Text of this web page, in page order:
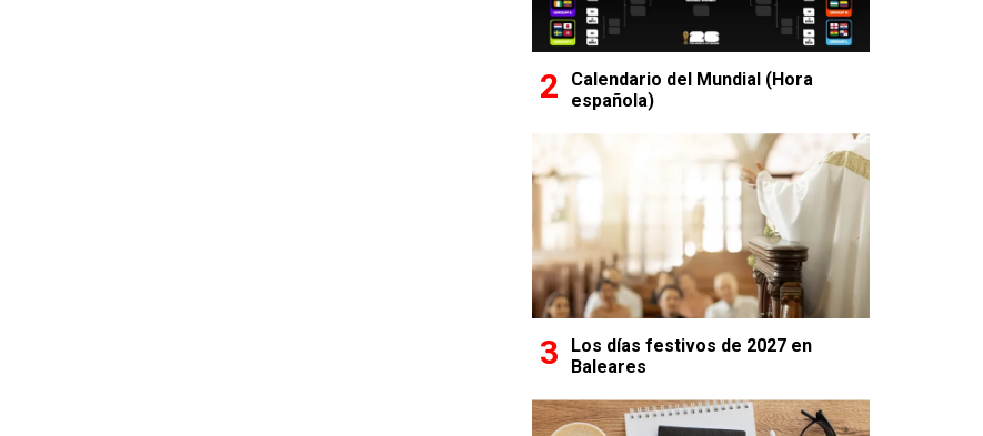
Calendario del Mundial (Hora
española)
Los días festivos de 2027 en
Baleares